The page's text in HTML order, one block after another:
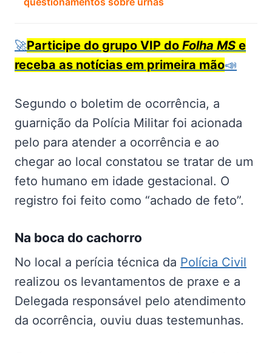
🚀Participe do grupo VIP do Folha MS e
receba as notícias em primeira mão📣
Segundo o boletim de ocorrência, a
guarnição da Polícia Militar foi acionada
pelo para atender a ocorrência e ao
chegar ao local constatou se tratar de um
feto humano em idade gestacional. O
registro foi feito como “achado de feto”.
Na boca do cachorro
No local a perícia técnica da Polícia Civil
realizou os levantamentos de praxe e a
Delegada responsável pelo atendimento
da ocorrência, ouviu duas testemunhas.